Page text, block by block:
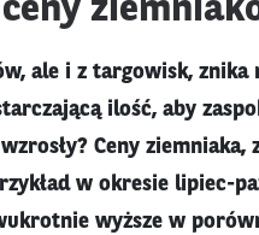
ceny
ale i z targowisk,
ilość, aby
Ceny
w okresie lipiec-
wyższe w